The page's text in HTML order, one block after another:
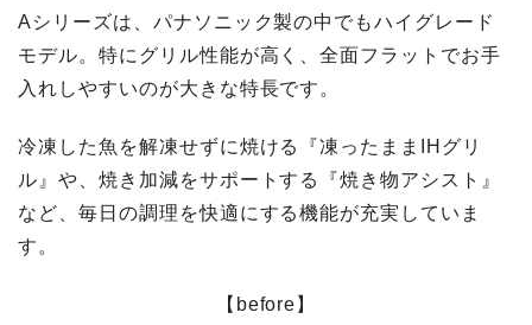
Aシリーズは、パナソニック製の中でもハイグレード
モデル。特にグリル性能が高く、全面フラットでお手
入れしやすいのが大きな特長です。
冷凍した魚を解凍せずに焼ける『凍ったままIHグリ
ル』や、焼き加減をサポートする『焼き物アシスト』
など、毎日の調理を快適にする機能が充実していま
す。
【before】